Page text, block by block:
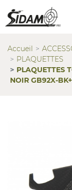
Accueil
PLAQUETTES
PLAQUETTES
NOIR GB92X-BK+